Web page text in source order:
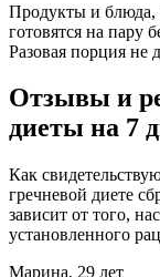
Продукты и блюда,
готовятся на пару
Разовая порция не
Отзывы и
диеты на 7
Как
гречневой диете
зависит от того,
установленного
Марина, 29 лет